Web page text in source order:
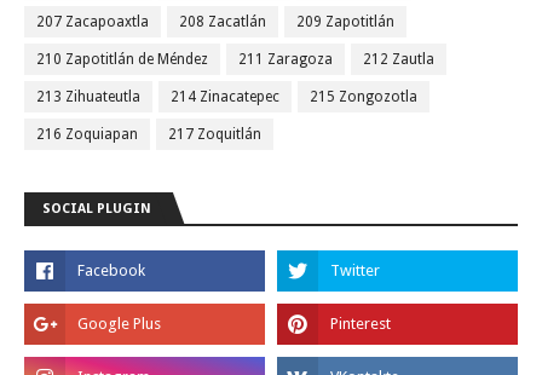
207 Zacapoaxtla 208 Zacatlán 209 Zapotitlán
210 Zapotitlán de Méndez 211 Zaragoza 212 Zautla
213 Zihuateutla 214 Zinacatepec 215 Zongozotla
216 Zoquiapan 217 Zoquitlán
SOCIAL PLUGIN